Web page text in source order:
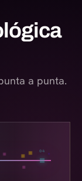
a punta.